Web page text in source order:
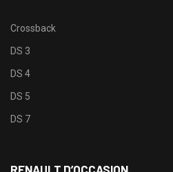
Crossback
DS 3
DS 4
DS 5
DS 7
RENAULT D’OCCASION